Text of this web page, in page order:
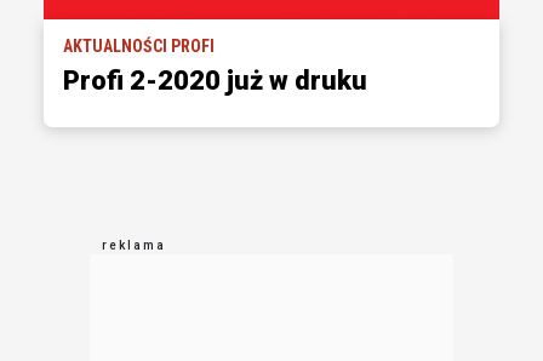
AKTUALNOŚCI PROFI
Profi 2-2020 już w druku